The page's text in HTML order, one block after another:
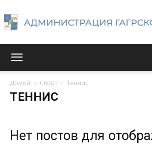
Домой Спорт Теннис
ТЕННИС
Нет постов для